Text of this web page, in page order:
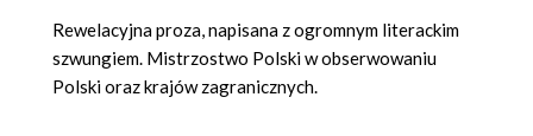
Rewelacyjna proza, napisana z ogromnym literackim
szwungiem. Mistrzostwo Polski w obserwowaniu
Polski oraz krajów zagranicznych.